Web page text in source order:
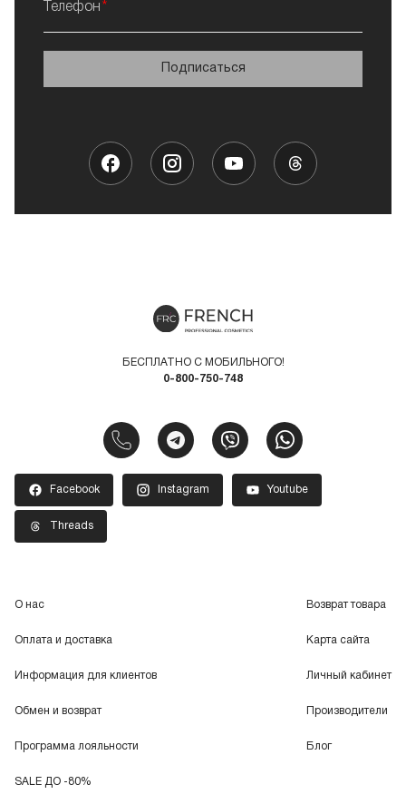
Телефон
Подписаться
БЕСПЛАТНО С МОБИЛЬНОГО!
0-800-750-748
Facebook Instagram Youtube
Threads
О нас
Оплата и доставка
Информация для клиентов
Обмен и возврат
Программа лояльности
SALE ДО -80%
Возврат товара
Карта сайта
Личный кабинет
Производители
Блог